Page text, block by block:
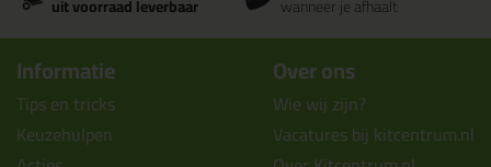
uit voorraad leverbaar wanneer je afhaalt
Informatie
Tips en tricks
Keuzehulpen
Over ons
Wie wij zijn?
Vacatures bij kitcentrum.nl